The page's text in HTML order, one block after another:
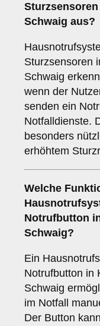
Schwaig aus?
Sturzsensoren
Schwaig
wenn der
senden ein
Notfalldienste.
besonders
erhöhtem
Welche
Notrufbutton
Schwaig?
Ein
Notrufbutton in
Schwaig
im Notfall
Der Button